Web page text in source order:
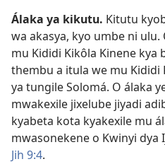
Álaka ya kikutu. Kitutu
wa akasya, kyo umbe ni ulu.
mu Kididi Kikôla Kinene kya
thembu a itula we mu Kididi
ya tungile Solomá. O álaka
mwakexile jixelube jiyadi
kyabeta kota kyakexile mu
mwasonekene o Kwinyi
Jih 9:4.